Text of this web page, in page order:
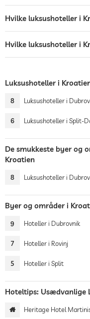
Hvilke luksushoteller i
Hvilke luksushoteller i
Luksushoteller i
8 Luksushoteller i
6 Luksushoteller i Split-
De smukkeste byer og
Kroatien
8 Luksushoteller i
Byer og områder i
9 Hoteller i Dubrovnik
7 Hoteller i Rovinj
5 Hoteller i Split
Hoteltips: Usædvanlige
Heritage Hotel